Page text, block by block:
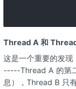
Thread A 和 Thread
这是一个重要的发现
-----Thread A 的第
息），Thread B 只